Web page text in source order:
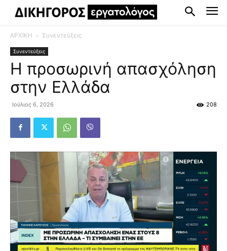
ΑΡΧΙΚΗ Συνεντεύξεις
Συνεντεύξεις
Η προσωρινή απασχόληση
στην Ελλάδα
Ιούλιος 6, 2026 208